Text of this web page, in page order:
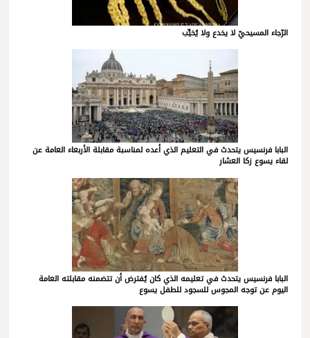
الرّجاء المسيحيّ لا يخدع ولا يُخيِّب
البابا فرنسيس يتحدث في التعليم الذي أعده لمناسبة مقابلة الأربعاء العامة عن
لقاء يسوع زكا العشار
البابا فرنسيس يتحدث في تعليمه الذي كان يُفترض أن تتضمنه مقابلته العامة
اليوم عن توجه المجوس للسجود للطفل يسوع